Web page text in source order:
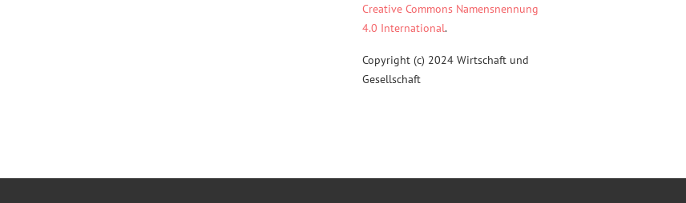
Creative Commons Namensnennung
4.0 International.
Copyright (c) 2024 Wirtschaft und
Gesellschaft